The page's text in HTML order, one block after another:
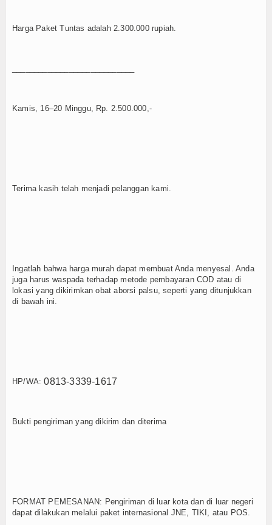
Harga Paket Tuntas adalah 2.300.000 rupiah.
Kamis, 16–20 Minggu, Rp. 2.500.000,-
Terima kasih telah menjadi pelanggan kami.
Ingatlah bahwa harga murah dapat membuat Anda menyesal. Anda
juga harus waspada terhadap metode pembayaran COD atau di
lokasi yang dikirimkan obat aborsi palsu, seperti yang ditunjukkan
di bawah ini.
HP/WA:0813-3339-1617
Bukti pengiriman yang dikirim dan diterima
FORMAT PEMESANAN: Pengiriman di luar kota dan di luar negeri
dapat dilakukan melalui paket internasional JNE, TIKI, atau POS.